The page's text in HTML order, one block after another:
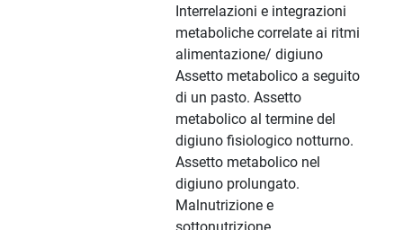
Interrelazioni e integrazioni
metaboliche correlate ai ritmi
alimentazione/ digiuno
Assetto metabolico a seguito
di un pasto. Assetto
metabolico al termine del
digiuno fisiologico notturno.
Assetto metabolico nel
digiuno prolungato.
Malnutrizione e